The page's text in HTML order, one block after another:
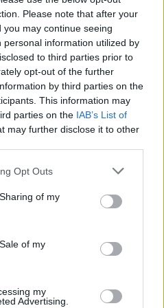
Please note that after your
may continue seeing
information utilized by
to third parties prior to
opt-out of the further
by third parties on the
This information may
parties on the IAB’s List of
may further disclose it to other
Opt Outs
of my
of my
my
Advertising.
επιτευχθεί μια γρήγορη
της αξιολόγησης», καλεί
Γερούν
κυβέρνηση, με την
στον Έλληνα
σημειώνει πως
ο κ. Βαρουφάκης με
οποίες σχεδιάζει να
του Αλέξη Τσίπρα, «θα
προσδιορισμού
μέτρων»,
πρέπει, ως εκ τούτου, να
τους θεσμούς».
για τον ΕLA-Τι